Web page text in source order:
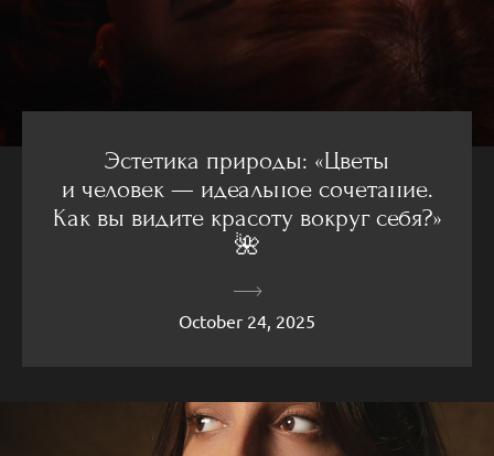
Эстетика природы: «Цветы
и человек — идеальное сочетание.
Как вы видите красоту вокруг себя?»
🌺
October 24, 2025